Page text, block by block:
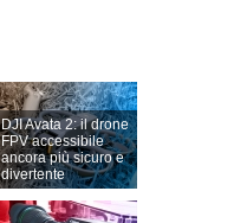
DJI Avata 2: il drone
FPV accessibile
ancora più sicuro e
divertente